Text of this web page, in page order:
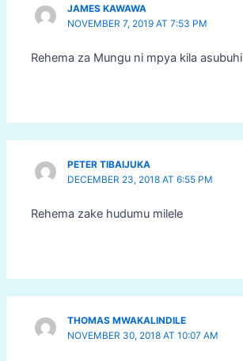
JAMES KAWAWA
NOVEMBER 7, 2019 AT 7:53 PM
Rehema za Mungu ni mpya kila asubuhi
PETER TIBAIJUKA
DECEMBER 23, 2018 AT 6:55 PM
Rehema zake hudumu milele
THOMAS MWAKALINDILE
NOVEMBER 30, 2018 AT 10:07 AM